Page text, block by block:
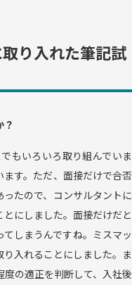
り入れた筆記試
もいろいろ取り組んでいま
す。ただ、面接だけで合否
たので、コンサルタントに
にしました。面接だけだと
しまうんですね。ミスマッ
入れることにしました。ま
の適正を判断して、入社後